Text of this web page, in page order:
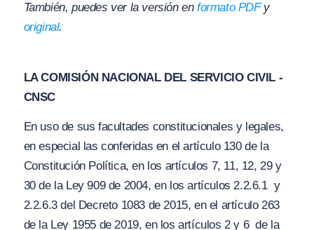
También, puedes ver la versión en formato PDFy
original.
LA COMISIÓN NACIONAL DEL SERVICIO CIVIL -
CNSC
En uso de sus facultades constitucionales y legales,
en especial las conferidas en el artículo 130 de la
Constitución Política, en los artículos 7, 11, 12, 29 y
30 de la Ley 909 de 2004, en los artículos 2.2.6.1 y
2.2.6.3 del Decreto 1083 de 2015, en el artículo 263
de la Ley 1955 de 2019, en los artículos 2 y 6 de la